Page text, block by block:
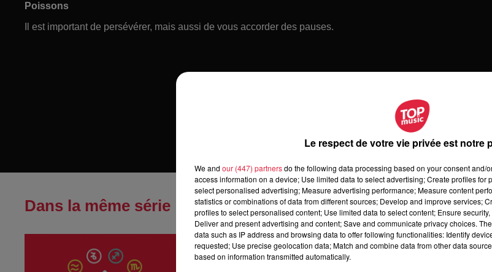
Poissons
Il est important de persévérer, mais aussi de vous accorder des pauses.
Dans la même série
Horoscope du jeudi 6 août 2026
Horoscope du jeudi 6 août 2026
Le respect de votre vie privée est notre
We and our (447) partnersdo the following data processing based on your consent and/
access information on a device; Use limited data to select advertising; Create profiles for
select personalised advertising; Measure advertising performance; Measure content
statistics or combinations of data from different sources; Develop and improve services;
profiles to select personalised content; Use limited data to select content; Ensure
Deliver and present advertising and content; Save and communicate privacy choices.
data such as IP address and browsing data to offer following functionalities: Identify
requested; Use precise geolocation data; Match and combine data from other data
based on information transmitted automatically.